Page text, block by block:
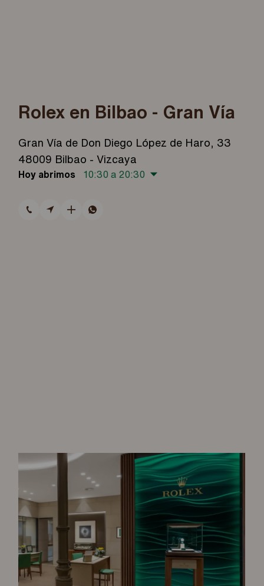
Rolex en Bilbao - Gran Vía
Gran Vía de Don Diego López de Haro, 33
48009 Bilbao - Vizcaya
Hoy abrimos 10:30 a 20:30